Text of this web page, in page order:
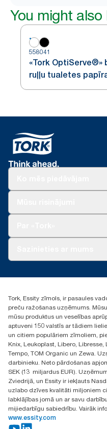
You might also
558041
«Tork OptiServe®»
ruļļu tualetes
+371 29141799
Atrast izplatītāju
Ulbrokas street 19A
Riga, Latvija
LV-1028
Tork, Essity zīmols, ir pasaules
preču ražošanas uzņēmums.
mūsu produktus un veselības
aptuveni 150 valstīs ar tādiem
un citiem populāriem zīmoliem,
Knix, Leukoplast, Libero, Libresse,
Tempo, TOM Organic un Zewa.
darbinieku. Neto pārdošanas
SEK (13 miljardus EUR).
Zviedrijā, un Essity ir iekļauts
uzlabo dzīves kvalitāti miljoniem
labklājības jomā un ar savu
mijiedarbīgu sabiedrību. Vairāk
www.essity.com